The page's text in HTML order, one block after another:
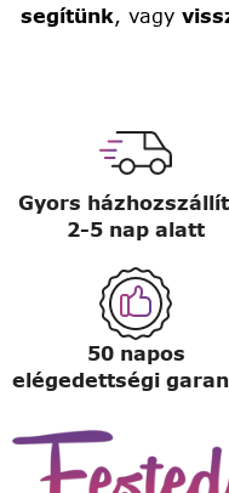
segítünk, vagy
Gyors
2-5 nap alatt
50 napos
elégedettségi